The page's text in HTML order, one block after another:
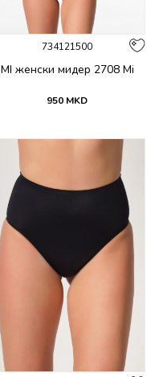
734121500
MI женски мидер 2708 Mi
950 MKD